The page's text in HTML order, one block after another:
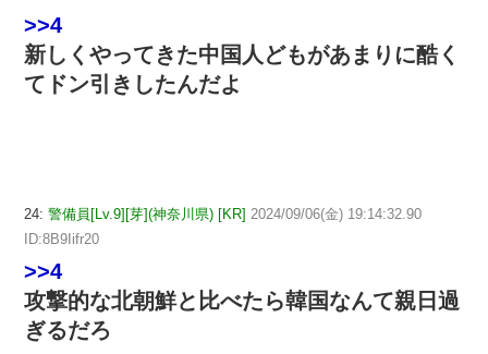
>>4
新しくやってきた中国人どもがあまりに酷く
てドン引きしたんだよ
24: 警備員[Lv.9][芽](神奈川県) [KR] 2024/09/06(金) 19:14:32.90
ID:8B9Iifr20
>>4
攻撃的な北朝鮮と比べたら韓国なんて親日過
ぎるだろ